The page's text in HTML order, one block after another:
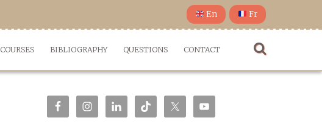
En Fr
COURSES BIBLIOGRAPHY QUESTIONS CONTACT